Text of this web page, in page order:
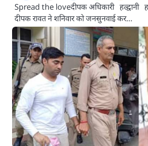
Spread the loveदीपक अधिकारी हल्द्वानी
दीपक रावत ने शनिवार को जनसुनवाई कर…